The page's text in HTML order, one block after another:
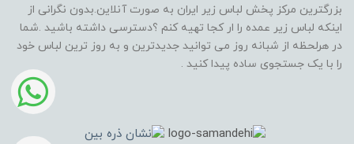
بزرگترین مرکز پخش لباس زیر ایران به صورت آنلاین.بدون نگرانی از
اینکه لباس زیر عمده را ار کجا تهیه کنم ؟دسترسی داشته باشید .شما
در هرلحظه از شبانه روز می توانید جدیدترین و به روز ترین لباس خود
را با یک جستجوی ساده پیدا کنید .